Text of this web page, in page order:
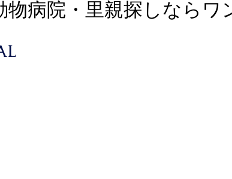
病院・里親探しならワ